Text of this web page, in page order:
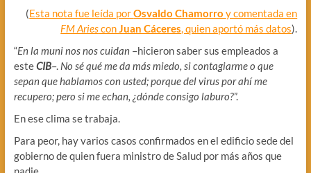
(Esta nota fue leída porOsvaldo Chamorroy comentada en
FM AriesconJuan Cáceres, quien aportó más datos).
“En la muni nos nos cuidan–hicieron saber sus empleados a
esteCIB–.No sé qué me da más miedo, si contagiarme o que
sepan que hablamos con usted; porque del virus por ahí me
recupero; pero si me echan, ¿dónde consigo laburo?”.
En ese clima se trabaja.
Para peor, hay varios casos confirmados en el edificio sede del
gobierno de quien fuera ministro de Salud por más años que